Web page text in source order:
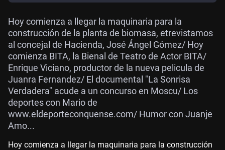
Hoy comienza a llegar la maquinaria para la
construcción de la planta de biomasa, etrevistamos
al concejal de Hacienda, José Ángel Gómez/ Hoy
comienza BITA, la Bienal de Teatro de Actor BITA/
Enrique Viciano, productor de la nueva pelicula de
Juanra Fernandez/ El documental "La Sonrisa
Verdadera" acude a un concurso en Moscu/ Los
deportes con Mario de
www.eldeporteconquense.com/ Humor con Juanje
Amo...
Hoy comienza a llegar la maquinaria para la construcción